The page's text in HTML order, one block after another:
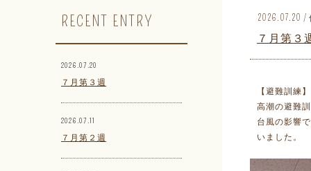
RECENT ENTRY
2026.07.20
７月第３週
2026.07.11
７月第２週
2026.07.20 /
７月第３
【避難訓練】
高潮の避難
台風の影響
いました。